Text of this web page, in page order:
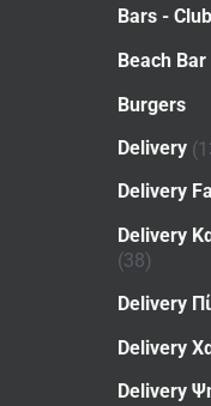
Bars -
Beach Bar
Burgers
Delivery
Delivery
Delivery
(38)
Delivery
Delivery
Delivery